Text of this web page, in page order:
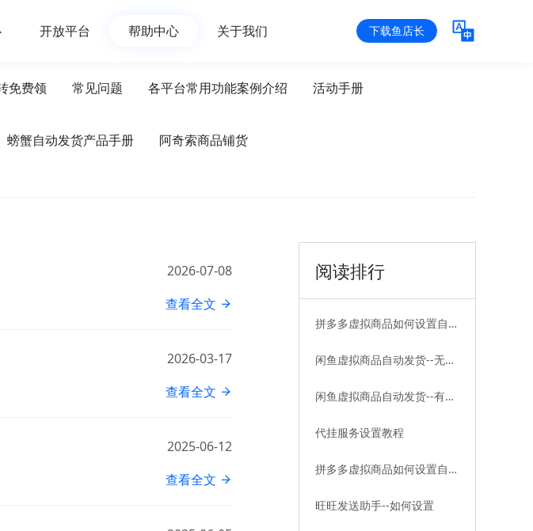
开放平台 帮助中心 关于我们 下载鱼店长
免费领 常见问题 各平台常用功能案例介绍 活动手册
螃蟹自动发货产品手册 阿奇索商品铺货
2026-07-08
查看全文
2026-03-17
查看全文
2025-06-12
查看全文
阅读排行
拼多多虚拟商品如何设置自动
闲鱼虚拟商品自动发货--无卡
闲鱼虚拟商品自动发货--有卡
代挂服务设置教程
拼多多虚拟商品如何设置自动
旺旺发送助手--如何设置